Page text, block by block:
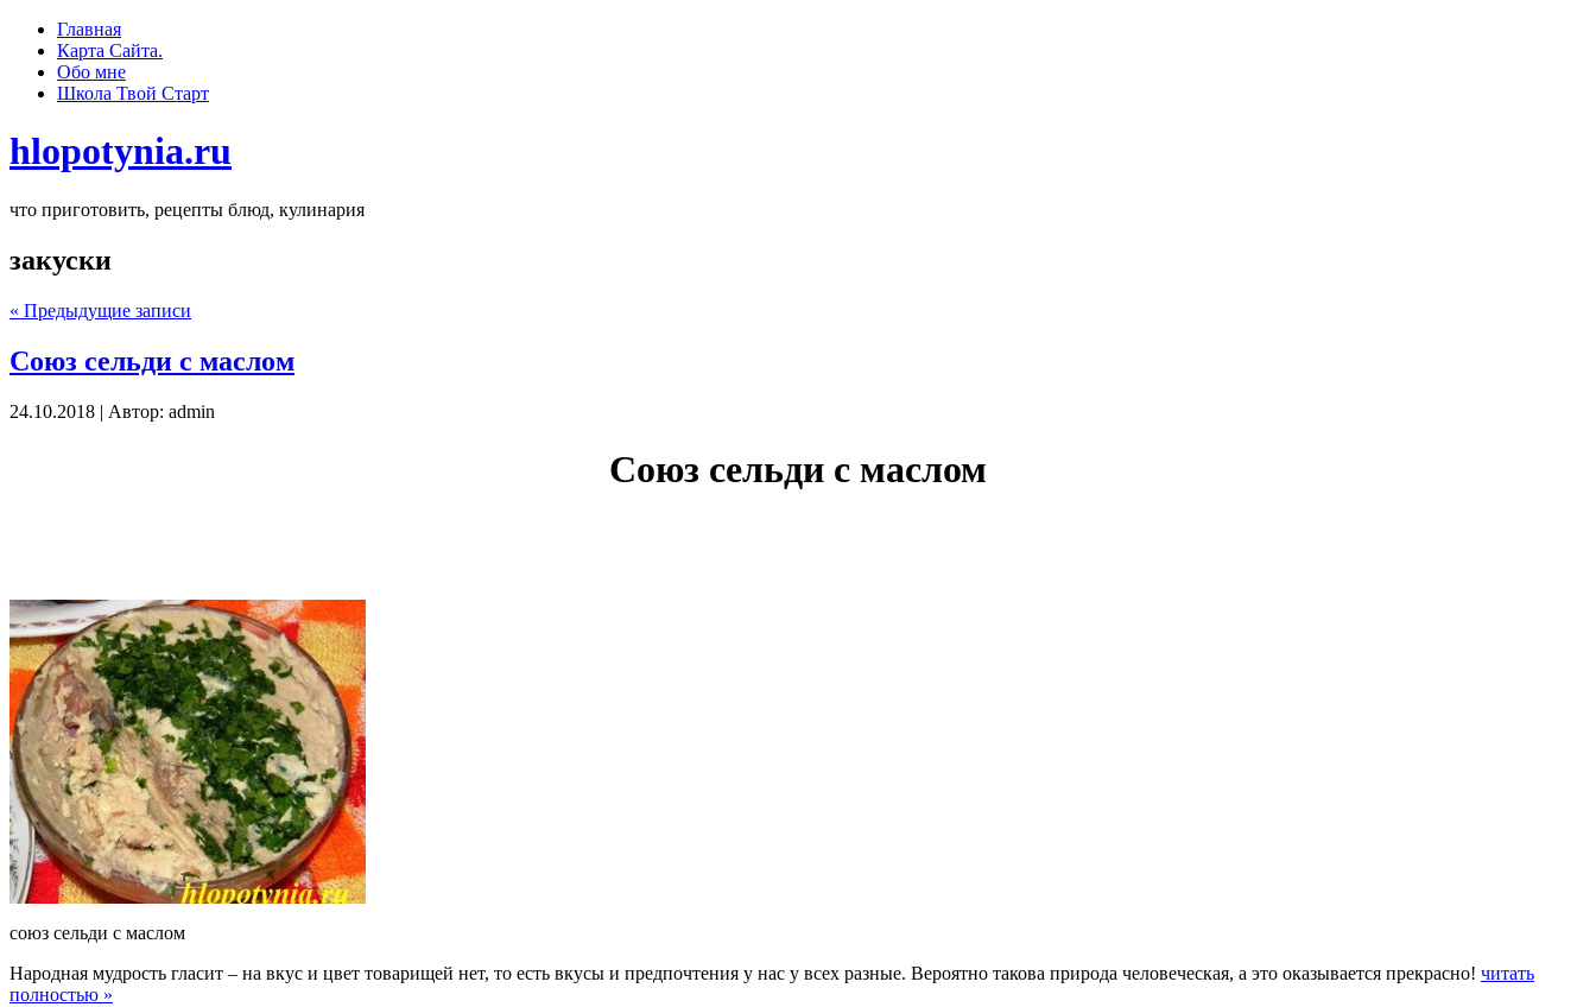
Главная
Карта Сайта.
Обо мне
Школа Твoй Старт
hlopotynia.ru
что приготовить, рецепты блюд, кулинария
закуски
« Предыдущие записи
Союз сельди с маслом
24.10.2018 | Автор: admin
Союз сельди с маслом
союз сельди с маслом
Народная мудрость гласит – на вкус и цвет товарищей нет, то есть вкусы и предпочтения у нас у всех разные. Вероятно такова природа человеческая, а это оказывается прекрасно! читать
полностью »